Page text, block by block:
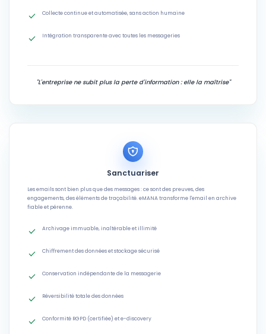
Collecte continue et automatisée, sans action humaine
Intégration transparente avec toutes les messageries
"L'entreprise ne subit plus la perte d'information : elle la maîtrise"
Sanctuariser
Les emails sont bien plus que des messages : ce sont des preuves, des
engagements, des éléments de traçabilité. eMANA transforme l'email en archive
fiable et pérenne.
Archivage immuable, inaltérable et illimité
Chiffrement des données et stockage sécurisé
Conservation indépendante de la messagerie
Réversibilité totale des données
Conformité RGPD (certifiée) et e-discovery